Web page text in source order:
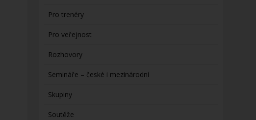
Pro trenéry
Pro veřejnost
Rozhovory
Semináře – české i mezinárodní
Skupiny
Soutěže